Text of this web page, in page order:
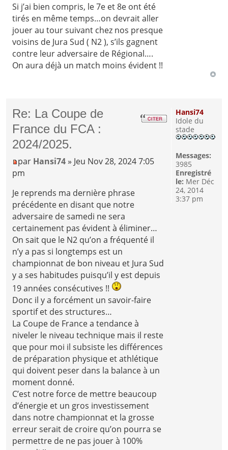
Si j’ai bien compris, le 7e et 8e ont été
tirés en même temps…on devrait aller
jouer au tour suivant chez nos presque
voisins de Jura Sud ( N2 ), s’ils gagnent
contre leur adversaire de Régional….
On aura déjà un match moins évident !!
Re: La Coupe de
France du FCA :
2024/2025.
par Hansi74 » Jeu Nov 28, 2024 7:05
pm
Je reprends ma dernière phrase
précédente en disant que notre
adversaire de samedi ne sera
certainement pas évident à éliminer…
On sait que le N2 qu’on a fréquenté il
n’y a pas si longtemps est un
championnat de bon niveau et Jura Sud
y a ses habitudes puisqu’il y est depuis
19 années consécutives !!
Donc il y a forcément un savoir-faire
sportif et des structures…
La Coupe de France a tendance à
niveler le niveau technique mais il reste
que pour moi il subsiste les différences
de préparation physique et athlétique
qui doivent peser dans la balance à un
moment donné.
C’est notre force de mettre beaucoup
d’énergie et un gros investissement
dans notre championnat et la grosse
erreur serait de croire qu’on pourra se
permettre de ne pas jouer à 100%
Hansi74
Idole du
stade
Messages:
3985
Enregistré
le: Mer Déc
24, 2014
3:37 pm